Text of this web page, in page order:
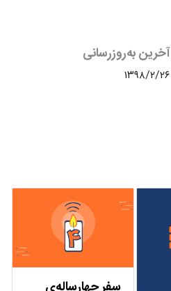
آخرین به‌روزرسانی
۱۳۹۸/۲/۲۶